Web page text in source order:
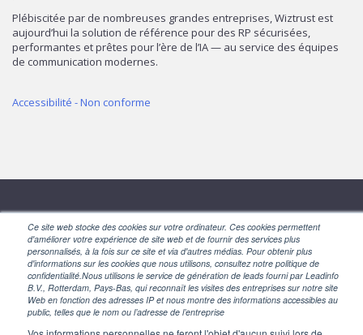
Ce site web stocke des cookies sur votre ordinateur. Ces cookies permettent
d'améliorer votre expérience de site web et de fournir des services plus
personnalisés, à la fois sur ce site et via d'autres médias. Pour obtenir plus
d'informations sur les cookies que nous utilisons, consultez notre politique de
confidentialité.Nous utilisons le service de génération de leads fourni par Leadinfo
B.V., Rotterdam, Pays-Bas, qui reconnaît les visites des entreprises sur notre site
Web en fonction des adresses IP et nous montre des informations accessibles au
public, telles que le nom ou l’adresse de l’entreprise
Plébiscitée par de nombreuses grandes entreprises, Wiztrust est
aujourd’hui la solution de référence pour des RP sécurisées,
performantes et prêtes pour l’ère de l’IA — au service des équipes
de communication modernes.
Accessibilité - Non conforme
SUIVEZ-NOUS